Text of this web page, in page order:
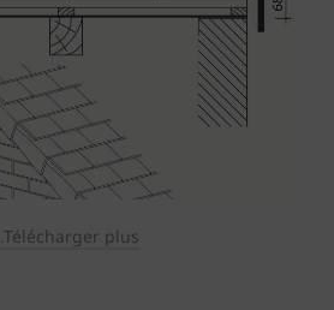
...Télécharger plus